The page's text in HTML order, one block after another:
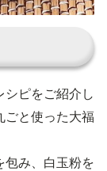
シピをご紹介し
ごと使った大福
包み、白玉粉を